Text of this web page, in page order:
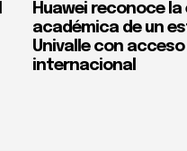
Huawei reconoce
académica de un
Univalle con
internacional